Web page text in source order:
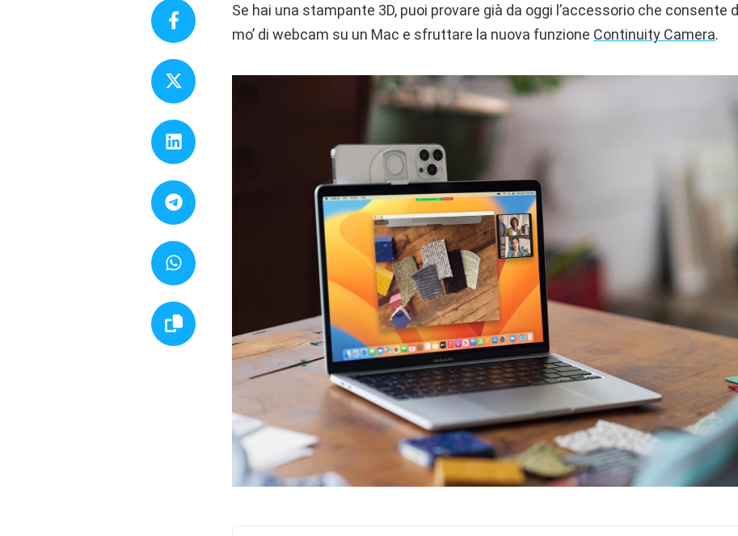
Se hai una stampante 3D, puoi provare già da oggi l’accessorio che consente
mo’ di webcam su un Mac e sfruttare la nuova funzione Continuity Camera.